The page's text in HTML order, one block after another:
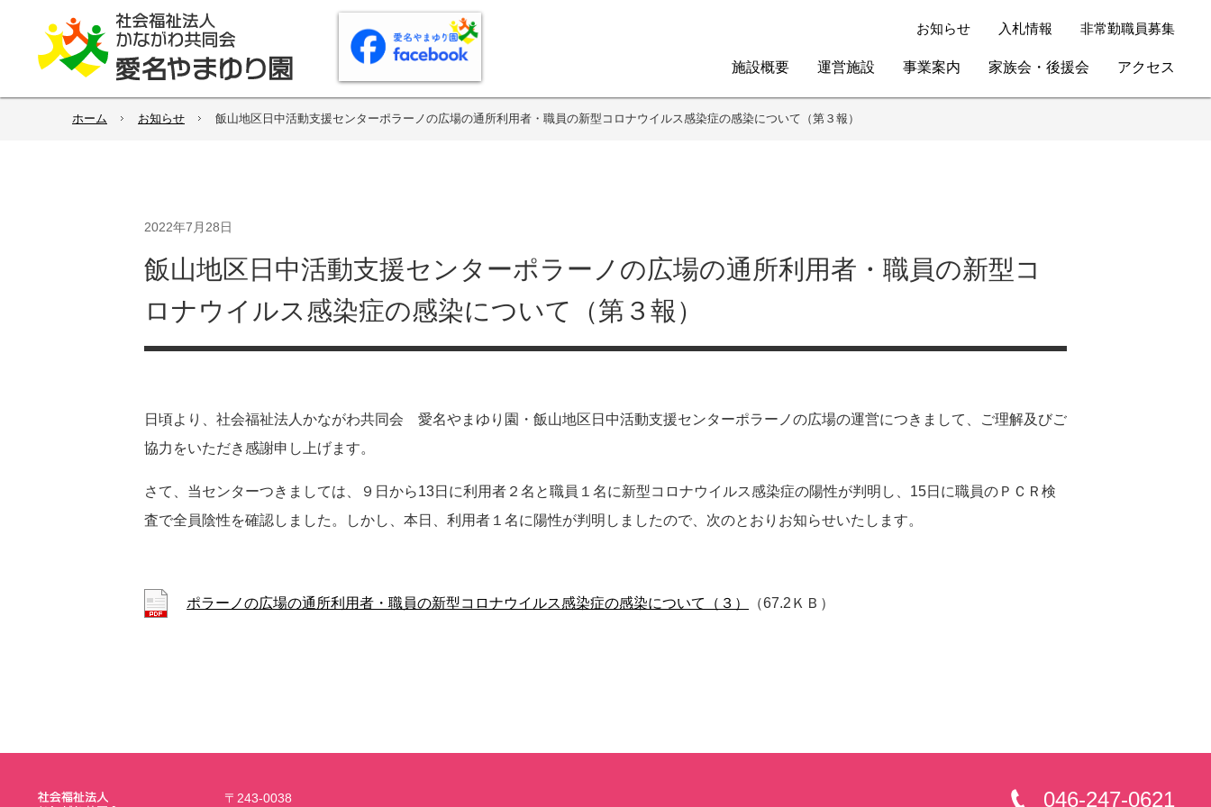
お知らせ 入札情報 非常勤職員募集
施設概要 運営施設 事業案内 家族会・後援会 アクセス
ホーム お知らせ 飯山地区日中活動支援センターポラーノの広場の通所利用者・職員の新型コロナウイルス感染症の感染について（第３報）
2022年7月28日
飯山地区日中活動支援センターポラーノの広場の通所利用者・職員の新型コ
ロナウイルス感染症の感染について（第３報）
日頃より、社会福祉法人かながわ共同会 愛名やまゆり園・飯山地区日中活動支援センターポラーノの広場の運営につきまして、ご理解及びご
協力をいただき感謝申し上げます。
さて、当センターつきましては、９日から13日に利用者２名と職員１名に新型コロナウイルス感染症の陽性が判明し、15日に職員のＰＣＲ検
査で全員陰性を確認しました。しかし、本日、利用者１名に陽性が判明しましたので、次のとおりお知らせいたします。
ポラーノの広場の通所利用者・職員の新型コロナウイルス感染症の感染について（３） （67.2ＫＢ）
〒243-0038 046-247-0621